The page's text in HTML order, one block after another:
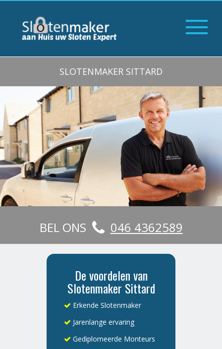
SLOTENMAKER SITTARD
BEL ONS 046 4362589
De voordelen van
Slotenmaker Sittard
Erkende Slotenmaker
Jarenlange ervaring
Gediplomeerde Monteurs